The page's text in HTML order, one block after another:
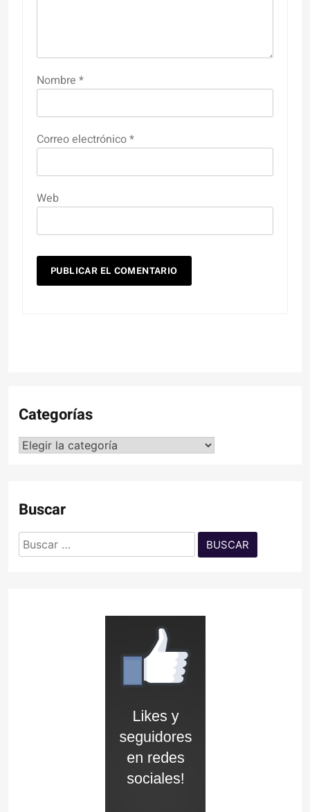
Nombre *
Correo electrónico*
Web
Categorías
Categorías
Buscar
Buscar: